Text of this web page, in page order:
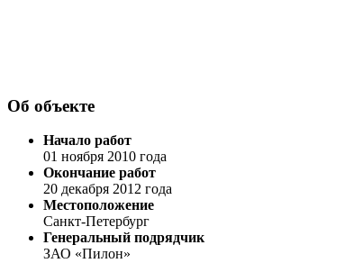
Об объекте
Начало работ
01 ноября 2010 года
Окончание работ
20 декабря 2012 года
Местоположение
Санкт-Петербург
Генеральный подрядчик
ЗАО «Пилон»